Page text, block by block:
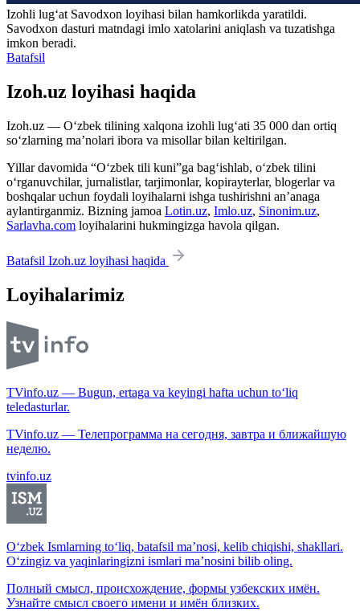
Izohli lugʻat Savodxon loyihasi bilan hamkorlikda yaratildi.
Savodxon dasturi matndagi imlo xatolarini aniqlash va tuzatishga
imkon beradi.
Batafsil
Izoh.uz loyihasi haqida
Izoh.uz — O‘zbek tilining xalqona izohli lug‘ati 35 000 dan ortiq
so‘zlarning ma’nolari ibora va misollar bilan keltirilgan.
Yillar davomida “O‘zbek tili kuni”ga bag‘ishlab, o‘zbek tilini
o‘rganuvchilar, jurnalistlar, tarjimonlar, kopirayterlar, blogerlar va
boshqalar uchun foydali loyihalarni ishga tushirishni an’anaga
aylantirganmiz. Bizning jamoa Lotin.uz, Imlo.uz, Sinonim.uz,
Sarlavha.com loyihalarini hukmingizga havola qilgan.
Batafsil Izoh.uz loyihasi haqida
Loyihalarimiz
TVinfo.uz — Bugun, ertaga va keyingi hafta uchun to‘liq
teledasturlar.
TVinfo.uz — Телепрограмма на сегодня, завтра и ближайшую
неделю.
tvinfo.uz
O‘zbek Ismlarning to‘liq, batafsil ma’nosi, kelib chiqishi, shakllari.
O‘zingiz va yaqinlaringizni ismlari ma’nosini bilib oling.
Полный смысл, происхождение, формы узбекских имён.
Узнайте смысл своего имени и имён близких.